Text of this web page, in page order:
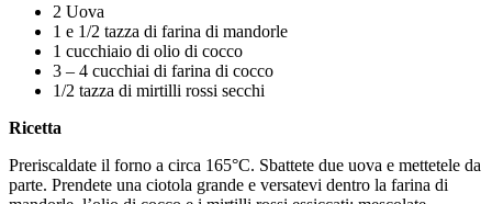
2 Uova
1 e 1/2 tazza di farina di mandorle
1 cucchiaio di olio di cocco
3 – 4 cucchiai di farina di cocco
1/2 tazza di mirtilli rossi secchi
Ricetta
Preriscaldate il forno a circa 165°C. Sbattete due uova e mettetele da
parte. Prendete una ciotola grande e versatevi dentro la farina di